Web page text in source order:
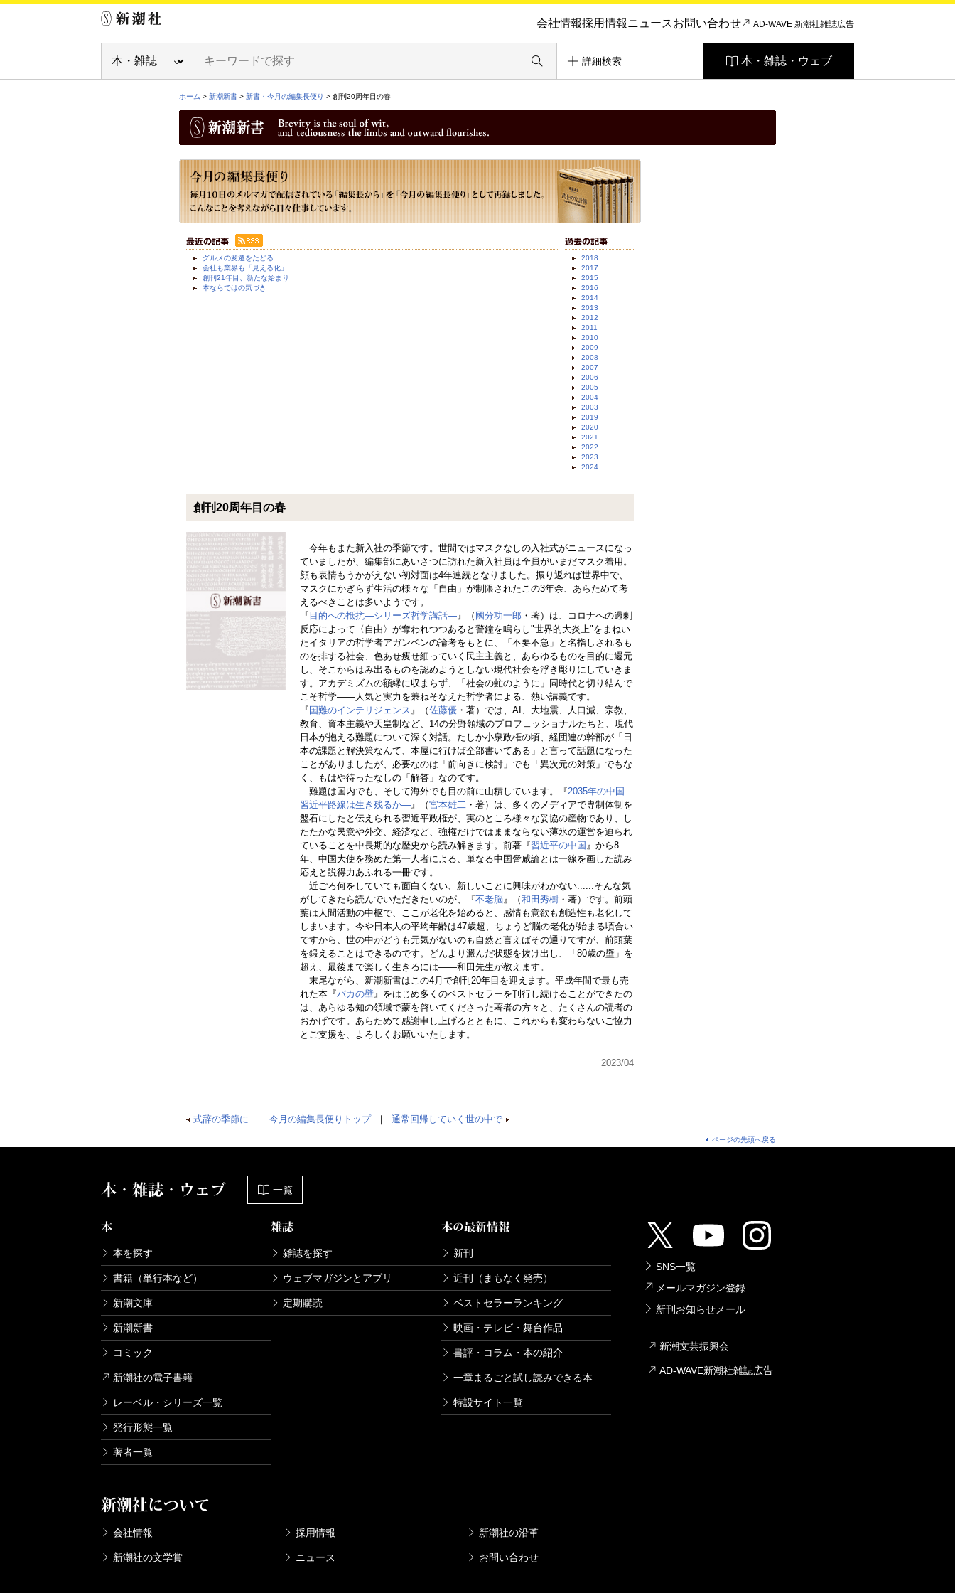
会社情報採用情報ニュースお問い合わせ AD-WAVE 新潮社雑誌広告
詳細検索 本・雑誌・ウェブ
ホーム > 新潮新書 > 新書・今月の編集長便り > 創刊20周年目の春
グルメの変遷をたどる
会社も業界も「見える化」
創刊21年目、新たな始まり
本ならではの気づき
2018
2017
2015
2016
2014
2013
2012
2011
2010
2009
2008
2007
2006
2005
2004
2003
2019
2020
2021
2022
2023
2024
創刊20周年目の春
今年もまた新入社の季節です。世間ではマスクなしの入社式がニュースになっ
ていましたが、編集部にあいさつに訪れた新入社員は全員がいまだマスク着用。
顔も表情もうかがえない初対面は4年連続となりました。振り返れば世界中で、
マスクにかぎらず生活の様々な「自由」が制限されたこの3年余、あらためて考
えるべきことは多いようです。
『 目的への抵抗―シリーズ哲学講話―』（ 國分功一郎 ・著）は、コロナへの過剰
反応によって〈自由〉が奪われつつあると警鐘を鳴らし"世界的大炎上"をまねい
たイタリアの哲学者アガンベンの論考をもとに、「不要不急」と名指しされるも
のを排する社会、色あせ痩せ細っていく民主主義と、あらゆるものを目的に還元
し、そこからはみ出るものを認めようとしない現代社会を浮き彫りにしていきま
す。アカデミズムの額縁に収まらず、「社会の虻のように」同時代と切り結んで
こそ哲学――人気と実力を兼ねそなえた哲学者による、熱い講義です。
『 国難のインテリジェンス』（佐藤優 ・著）では、AI、大地震、人口減、宗教、
教育、資本主義や天皇制など、14の分野領域のプロフェッショナルたちと、現代
日本が抱える難題について深く対話。たしか小泉政権の頃、経団連の幹部が「日
本の課題と解決策なんて、本屋に行けば全部書いてある」と言って話題になった
ことがありましたが、必要なのは「前向きに検討」でも「異次元の対策」でもな
く、もはや待ったなしの「解答」なのです。
難題は国内でも、そして海外でも目の前に山積しています。『2035年の中国―
習近平路線は生き残るか―』（宮本雄二 ・著）は、多くのメディアで専制体制を
盤石にしたと伝えられる習近平政権が、実のところ様々な妥協の産物であり、し
たたかな民意や外交、経済など、強権だけではままならない薄氷の運営を迫られ
ていることを中長期的な歴史から読み解きます。前著『習近平の中国 』から8
年、中国大使を務めた第一人者による、単なる中国脅威論とは一線を画した読み
応えと説得力あふれる一冊です。
近ごろ何をしていても面白くない、新しいことに興味がわかない......そんな気
がしてきたら読んでいただきたいのが、『不老脳』（和田秀樹 ・著）です。前頭
葉は人間活動の中枢で、ここが老化を始めると、感情も意欲も創造性も老化して
しまいます。今や日本人の平均年齢は47歳超、ちょうど脳の老化が始まる頃合い
ですから、世の中がどうも元気がないのも自然と言えばその通りですが、前頭葉
を鍛えることはできるのです。どんより澱んだ状態を抜け出し、「80歳の壁」を
超え、最後まで楽しく生きるには――和田先生が教えます。
末尾ながら、新潮新書はこの4月で創刊20年目を迎えます。平成年間で最も売
れた本『バカの壁』をはじめ多くのベストセラーを刊行し続けることができたの
は、あらゆる知の領域で蒙を啓いてくださった著者の方々と、たくさんの読者の
おかげです。あらためて感謝申し上げるとともに、これからも変わらないご協力
とご支援を、よろしくお願いいたします。
2023/04
式辞の季節に ｜ 今月の編集長便りトップ｜ 通常回帰していく世の中で
ページの先頭へ戻る
本・雑誌・ウェブ 一覧
本
本を探す
書籍（単行本など）
新潮文庫
新潮新書
コミック
新潮社の電子書籍
レーベル・シリーズ一覧
発行形態一覧
著者一覧
雑誌
雑誌を探す
ウェブマガジンとアプリ
定期購読
本の最新情報
新刊
近刊（まもなく発売）
ベストセラーランキング
映画・テレビ・舞台作品
書評・コラム・本の紹介
一章まるごと試し読みできる本
特設サイト一覧
新潮社について
会社情報 採用情報 新潮社の沿革
新潮社の文学賞 ニュース お問い合わせ
SNS一覧
メールマガジン登録
新刊お知らせメール
新潮文芸振興会
AD-WAVE新潮社雑誌広告